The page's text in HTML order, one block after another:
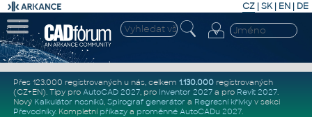
CZ | SK| EN | DE
Přes 123.000 registrovaných u nás, celkem 1.130.000registrovaných
(CZ+EN). Tipy pro AutoCAD 2027, pro Inventor 2027a pro Revit 2027.
Nový Kalkulátor nosníků, Spirograf generátor a Regresní křivkyv sekci
Převodníky. Kompletní příkazya proměnné AutoCADu 2027.